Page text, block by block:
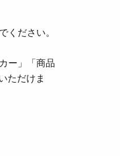
ください。
ー」「商品
ただけま